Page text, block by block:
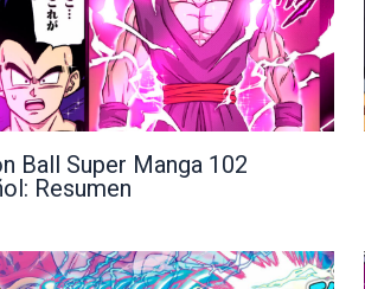
Ball Super Manga 102
Resumen